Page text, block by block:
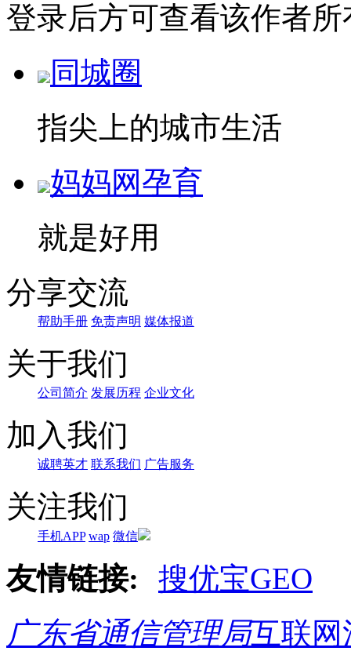
登录后方可查看该作者所
同城圈
指尖上的城市生活
妈妈网孕育
就是好用
分享交流
帮助手册 免责声明 媒体报道
关于我们
公司简介 发展历程 企业文化
加入我们
诚聘英才 联系我们 广告服务
关注我们
手机APP wap 微信
友情链接:
搜优宝GEO
广东省通信管理局互联网